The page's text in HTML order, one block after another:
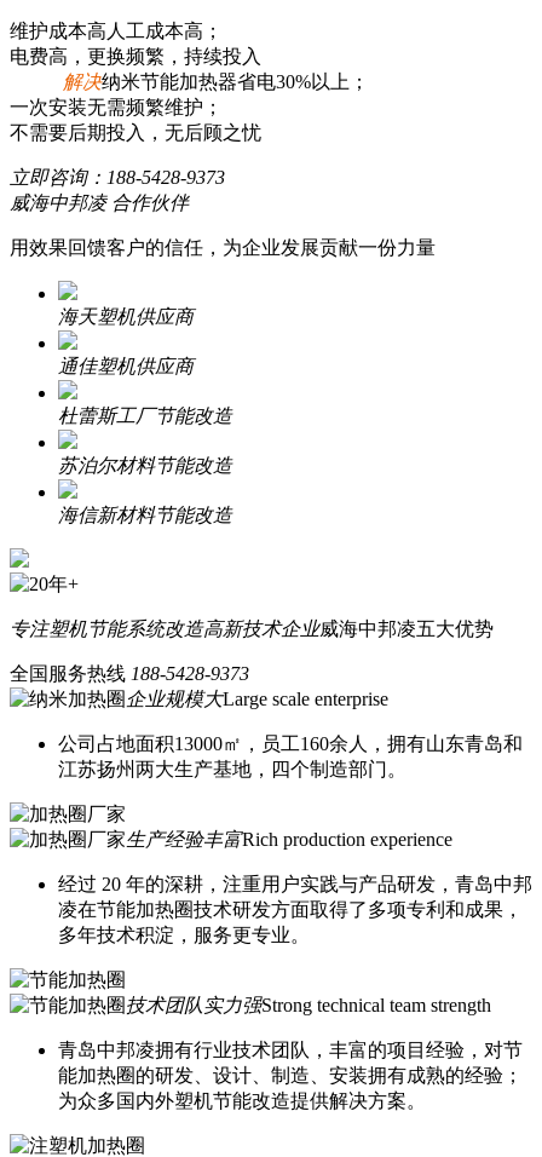
维护成本高人工成本高；
电费高，更换频繁，持续投入
解决纳米节能加热器省电30%以上；
一次安装无需频繁维护；
不需要后期投入，无后顾之忧
立即咨询： 188-5428-9373
威海中邦凌 合作伙伴
用效果回馈客户的信任，为企业发展贡献一份力量
海天塑机供应商
通佳塑机供应商
杜蕾斯工厂节能改造
苏泊尔材料节能改造
海信新材料节能改造
专注塑机节能系统改造高新技术企业威海中邦凌五大优势
全国服务热线 188-5428-9373
企业规模大Large scale enterprise
公司占地面积13000㎡，员工160余人，拥有山东青岛和
江苏扬州两大生产基地，四个制造部门。
生产经验丰富Rich production experience
经过 20 年的深耕，注重用户实践与产品研发，青岛中邦
凌在节能加热圈技术研发方面取得了多项专利和成果，
多年技术积淀，服务更专业。
技术团队实力强Strong technical team strength
青岛中邦凌拥有行业技术团队，丰富的项目经验，对节
能加热圈的研发、设计、制造、安装拥有成熟的经验；
为众多国内外塑机节能改造提供解决方案。